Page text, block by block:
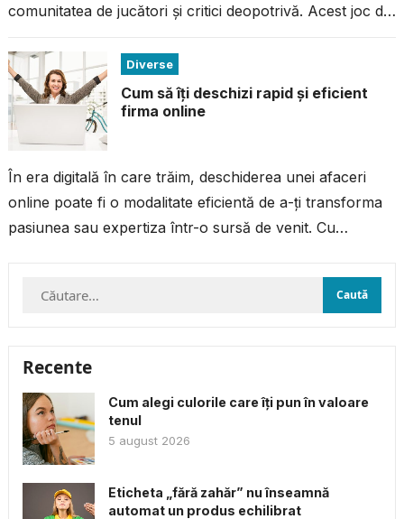
comunitatea de jucători și critici deopotrivă. Acest joc de
Diverse
Cum să îți deschizi rapid și eficient
firma online
În era digitală în care trăim, deschiderea unei afaceri
online poate fi o modalitate eficientă de a-ți transforma
pasiunea sau expertiza într-o sursă de venit. Cu
Caută
Recente
Cum alegi culorile care îți pun în valoare
tenul
5 august 2026
Eticheta „fără zahăr” nu înseamnă
automat un produs echilibrat